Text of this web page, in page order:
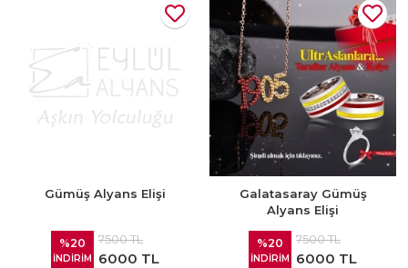
Gümüş Alyans Elişi
%20
İNDİRİM
7500 TL
6000 TL
Galatasaray Gümüş
Alyans Elişi
%20
İNDİRİM
7500 TL
6000 TL